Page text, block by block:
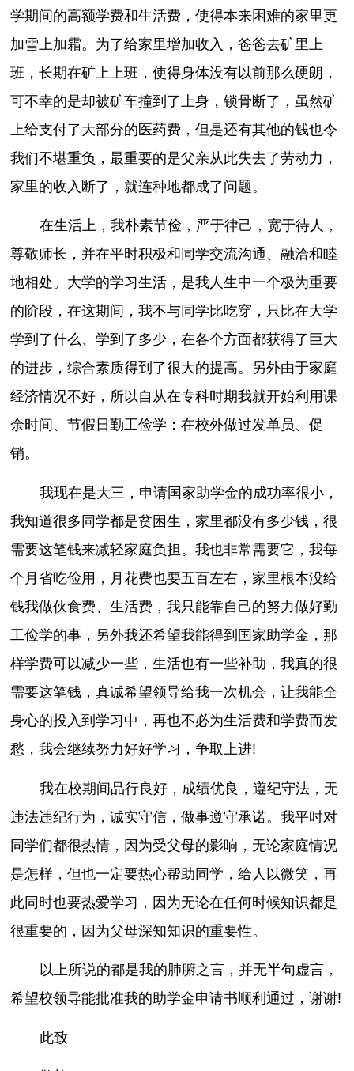
学期间的高额学费和生活费，使得本来困难的家里更
加雪上加霜。为了给家里增加收入，爸爸去矿里上
班，长期在矿上上班，使得身体没有以前那么硬朗，
可不幸的是却被矿车撞到了上身，锁骨断了，虽然矿
上给支付了大部分的医药费，但是还有其他的钱也令
我们不堪重负，最重要的是父亲从此失去了劳动力，
家里的收入断了，就连种地都成了问题。
在生活上，我朴素节俭，严于律己，宽于待人，
尊敬师长，并在平时积极和同学交流沟通、融洽和睦
地相处。大学的学习生活，是我人生中一个极为重要
的阶段，在这期间，我不与同学比吃穿，只比在大学
学到了什么、学到了多少，在各个方面都获得了巨大
的进步，综合素质得到了很大的提高。另外由于家庭
经济情况不好，所以自从在专科时期我就开始利用课
余时间、节假日勤工俭学：在校外做过发单员、促
销。
我现在是大三，申请国家助学金的成功率很小，
我知道很多同学都是贫困生，家里都没有多少钱，很
需要这笔钱来减轻家庭负担。我也非常需要它，我每
个月省吃俭用，月花费也要五百左右，家里根本没给
钱我做伙食费、生活费，我只能靠自己的努力做好勤
工俭学的事，另外我还希望我能得到国家助学金，那
样学费可以减少一些，生活也有一些补助，我真的很
需要这笔钱，真诚希望领导给我一次机会，让我能全
身心的投入到学习中，再也不必为生活费和学费而发
愁，我会继续努力好好学习，争取上进!
我在校期间品行良好，成绩优良，遵纪守法，无
违法违纪行为，诚实守信，做事遵守承诺。我平时对
同学们都很热情，因为受父母的影响，无论家庭情况
是怎样，但也一定要热心帮助同学，给人以微笑，再
此同时也要热爱学习，因为无论在任何时候知识都是
很重要的，因为父母深知知识的重要性。
以上所说的都是我的肺腑之言，并无半句虚言，
希望校领导能批准我的助学金申请书顺利通过，谢谢!
此致